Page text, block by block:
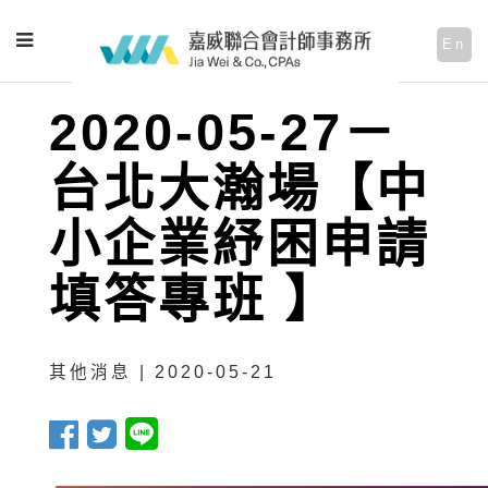
En
2020-05-27－
台北大瀚場【中
小企業紓困申請
填答專班 】
其他消息 | 2020-05-21